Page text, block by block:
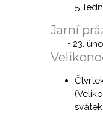
5.
Jarní
• 23.